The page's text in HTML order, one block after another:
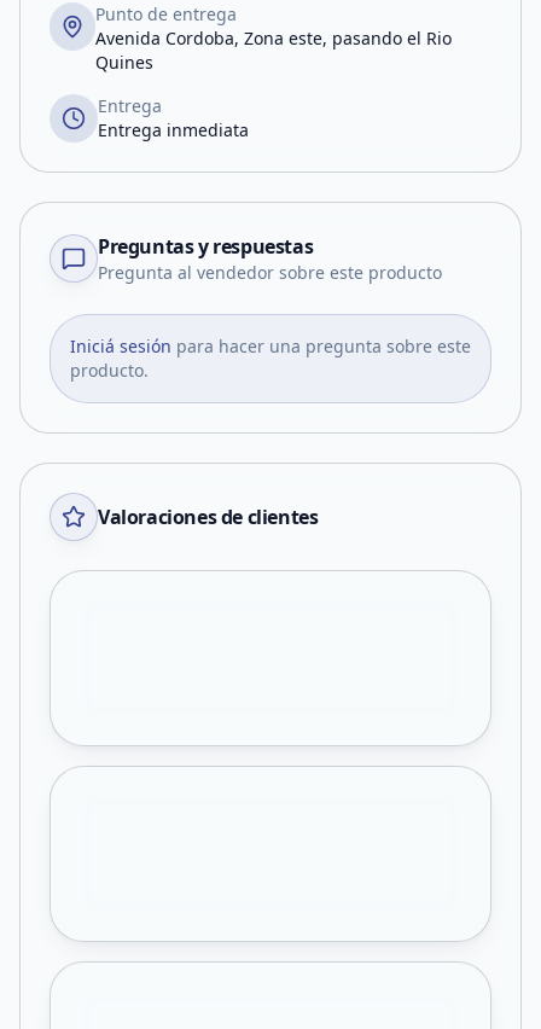
Punto de entrega
Avenida Cordoba, Zona este, pasando el Rio
Quines
Entrega
Entrega inmediata
Preguntas y respuestas
Pregunta al vendedor sobre este producto
Iniciá sesión para hacer una pregunta sobre este
producto.
Valoraciones de clientes